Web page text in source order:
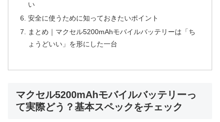
い
安全に使うために知っておきたいポイント
まとめ｜マクセル5200mAhモバイルバッテリーは「ち
ょうどいい」を形にした一台
マクセル5200mAhモバイルバッテリーっ
て実際どう？基本スペックをチェック